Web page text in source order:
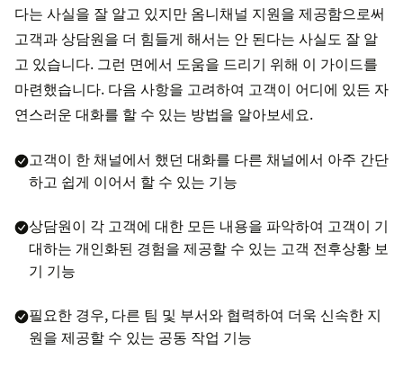
다는 사실을 잘 알고 있지만 옴니채널 지원을 제공함으로써
고객과 상담원을 더 힘들게 해서는 안 된다는 사실도 잘 알
고 있습니다. 그런 면에서 도움을 드리기 위해 이 가이드를
마련했습니다. 다음 사항을 고려하여 고객이 어디에 있든 자
연스러운 대화를 할 수 있는 방법을 알아보세요.
고객이 한 채널에서 했던 대화를 다른 채널에서 아주 간단
하고 쉽게 이어서 할 수 있는 기능
상담원이 각 고객에 대한 모든 내용을 파악하여 고객이 기
대하는 개인화된 경험을 제공할 수 있는 고객 전후상황 보
기 기능
필요한 경우, 다른 팀 및 부서와 협력하여 더욱 신속한 지
원을 제공할 수 있는 공동 작업 기능